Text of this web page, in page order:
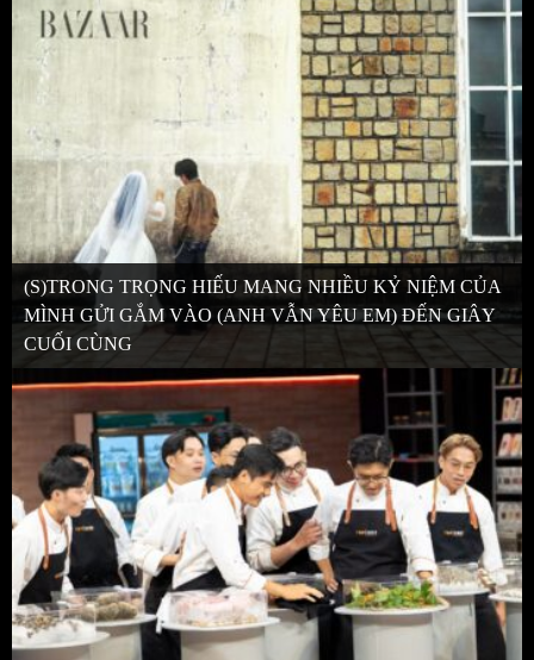
(S)TRONG TRỌNG HIẾU MANG NHIỀU KỶ NIỆM CỦA
MÌNH GỬI GẮM VÀO (ANH VẪN YÊU EM) ĐẾN GIÂY
CUỐI CÙNG